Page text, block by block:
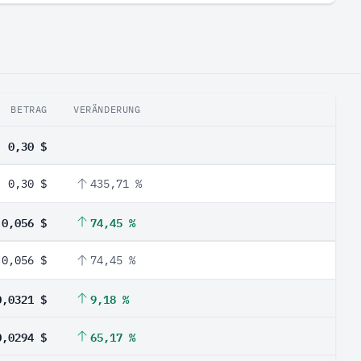
BETRAG VERÄNDERUNG
0,30 $
0,30 $ 435,71 %
0,056 $ 74,45 %
0,056 $ 74,45 %
$ 9,18 %
$ 65,17 %